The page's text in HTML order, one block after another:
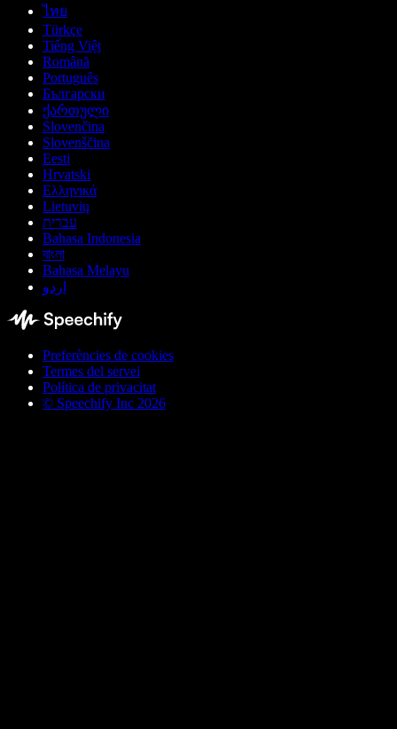
ไทย
Türkçe
Tiếng Việt
Română
Português
Български
ქართული
Slovenčina
Slovenščina
Eesti
Hrvatski
Ελληνικά
Lietuvių
עברית
Bahasa Indonesia
বাংলা
Bahasa Melayu
اردو
Preferències de cookies
Termes del servei
Política de privacitat
© Speechify Inc 2026